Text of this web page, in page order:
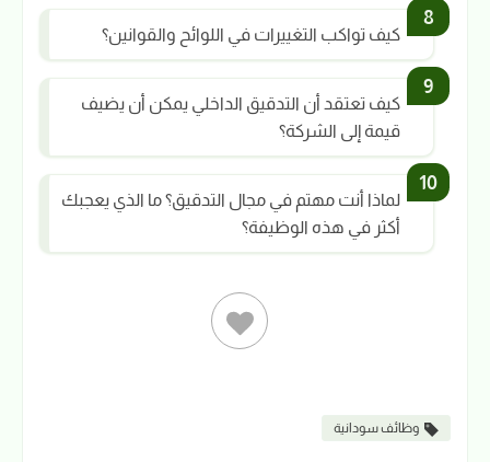
كيف تواكب التغييرات في اللوائح والقوانين؟
كيف تعتقد أن التدقيق الداخلي يمكن أن يضيف
قيمة إلى الشركة؟
لماذا أنت مهتم في مجال التدقيق؟ ما الذي يعجبك
أكثر في هذه الوظيفة؟
وظائف سودانية